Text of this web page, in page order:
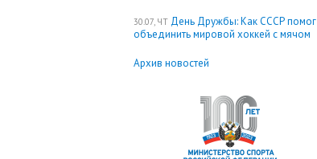
30.07, ЧТ День Дружбы: Как СССР помог
объединить мировой хоккей с мячом
Архив новостей